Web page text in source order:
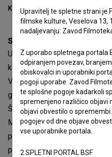
Kazalo
Sinopsis
Urban je zaposlen kot receptor
ko je na programu oddaja
Veronika iz Štajerske.
gasilec Jože prepričuje, da je
Štefančič Jr., sodelavec
Marcelu v oddajo kot gostja,
proti politikom na javni RTV.
pride, a med Veroniko in
Upravitelj te spletne strani je
filmske kulture, Veselova 13,
nadaljevanju: Zavod
Z uporabo spletnega portala
odpiranjem povezav,
obiskovalci in uporabniki
pogoji uporabe. Zavod
te splošne pogoje kadarkoli
spremenjeno različico objavi
objavi obvestilo o
pogojev od dne objave
vse uporabnike portala.
2.SPLETNI PORTAL BSF